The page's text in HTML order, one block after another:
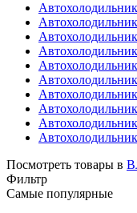
Посмотреть товары в
Фильтр
Самые популярные